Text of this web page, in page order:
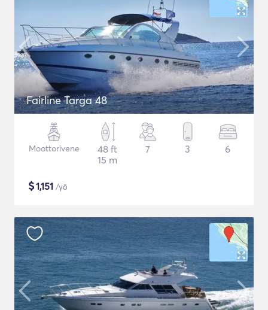
Fairline Targa 48
Moottorivene
48 ft
15 m
7 3 6
$1,151 /yö